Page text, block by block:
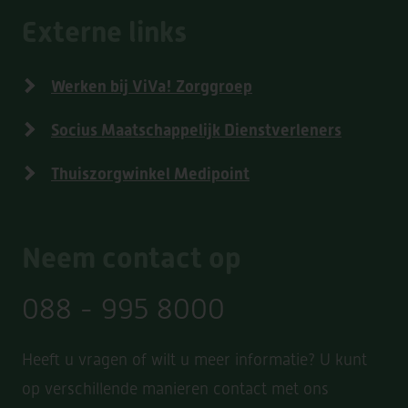
Werken bij ViVa! Zorggroep
Socius Maatschappelijk Dienstverleners
Thuiszorgwinkel Medipoint
088 - 995 8000
Heeft u vragen of wilt u meer informatie? U kunt
op verschillende manieren contact met ons